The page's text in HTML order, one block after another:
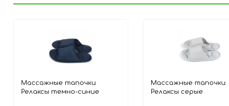
Массажные тапочки
Релаксы темно-синие
Массажные тапочки
Релаксы серые